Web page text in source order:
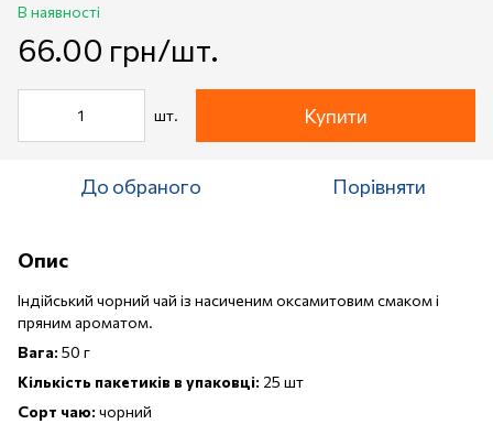
В наявності
66.00 грн/шт.
шт. Купити
До обраного Порівняти
Опис
Індійський чорний чай із насиченим оксамитовим смаком і
пряним ароматом.
Вага: 50 г
Кількість пакетиків в упаковці: 25 шт
Сорт чаю: чорний